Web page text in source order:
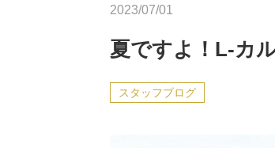
2023/07/01
夏ですよ！L-カ
スタッフブログ